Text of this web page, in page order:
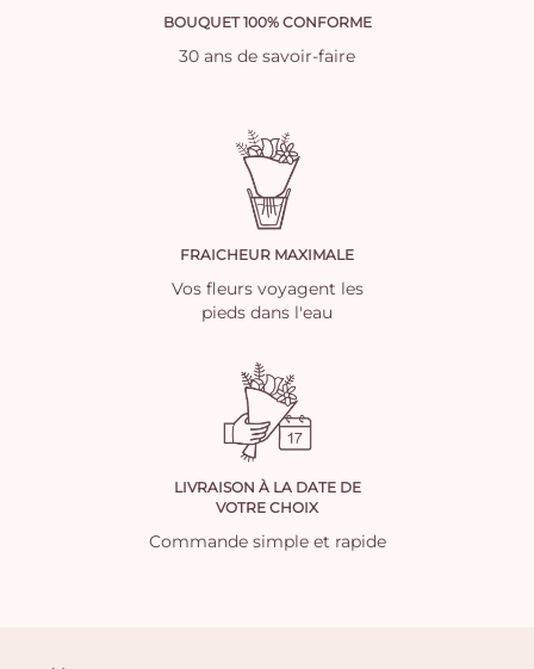
BOUQUET 100% CONFORME
30 ans de savoir-faire
FRAICHEUR MAXIMALE
Vos fleurs voyagent les
pieds dans l'eau
LIVRAISON À LA DATE DE
VOTRE CHOIX
Commande simple et rapide